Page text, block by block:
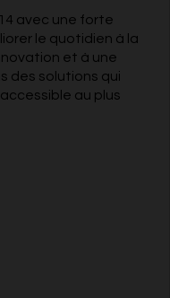
avec une forte
le quotidien à la
et à une
des solutions qui
au plus